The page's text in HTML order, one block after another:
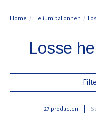
Home / Helium ballonnen /
Losse
27 producten